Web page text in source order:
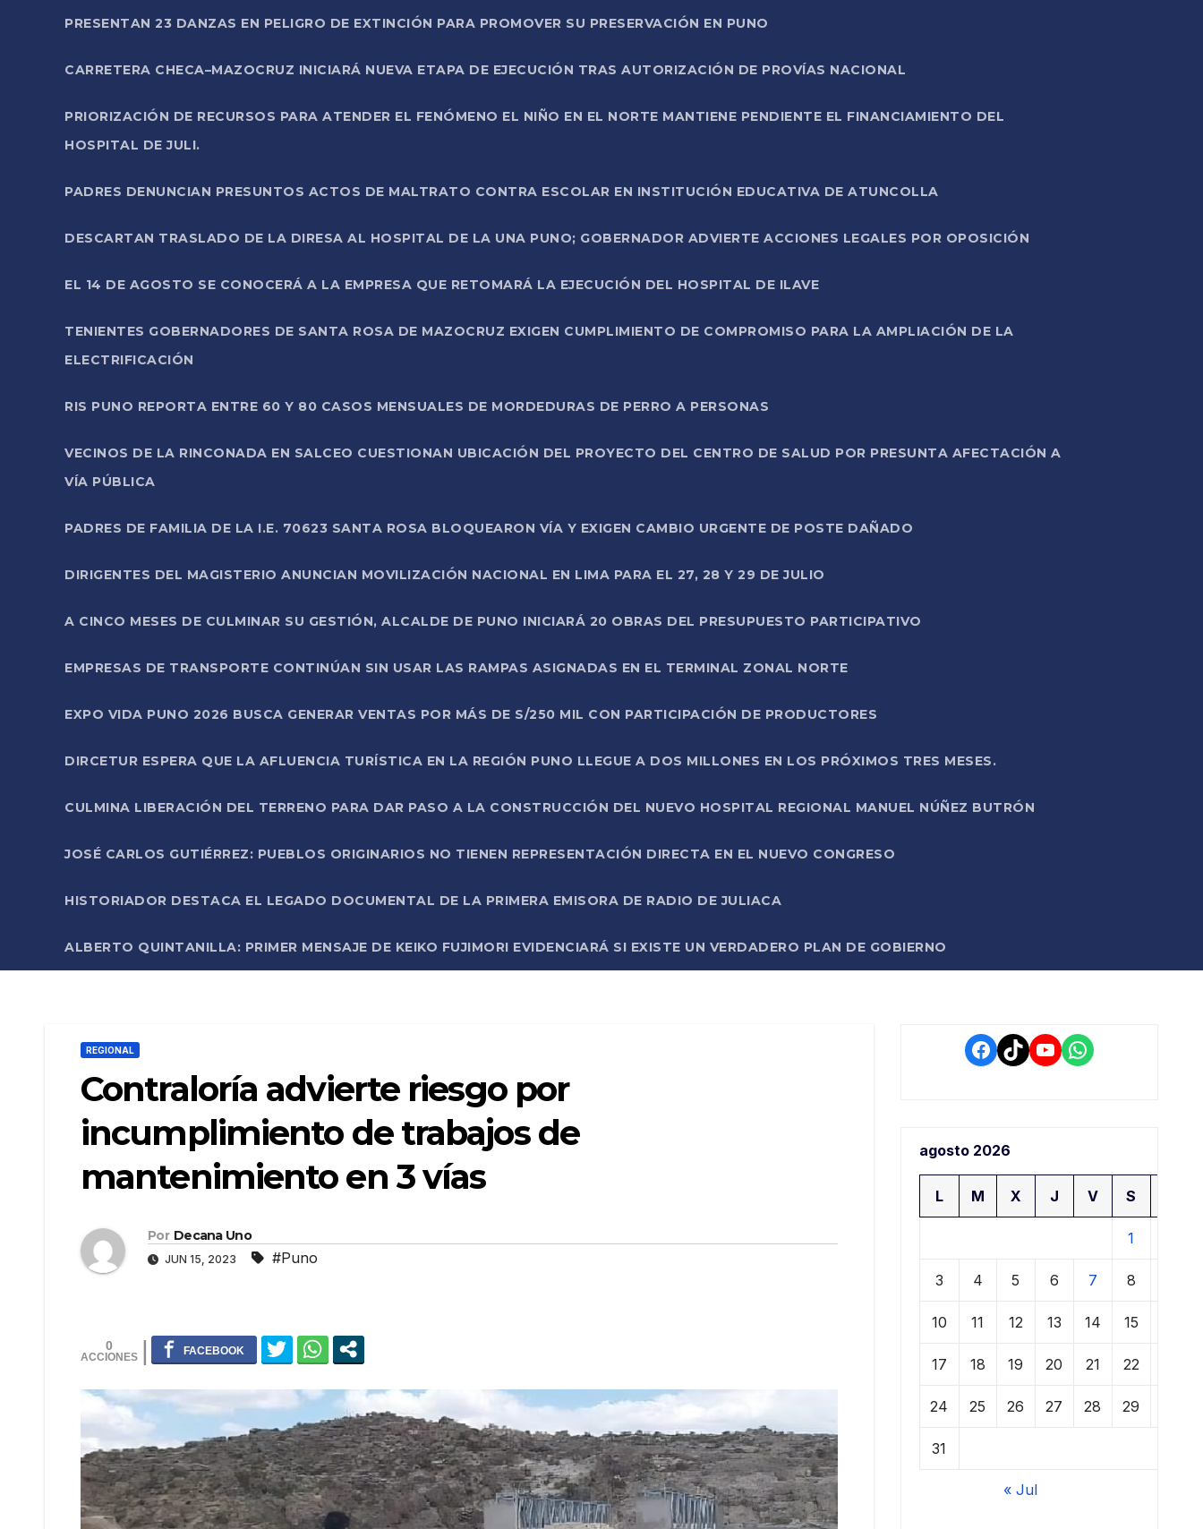
PRESENTAN 23 DANZAS EN PELIGRO DE EXTINCIÓN PARA PROMOVER SU PRESERVACIÓN EN PUNO
CARRETERA CHECA–MAZOCRUZ INICIARÁ NUEVA ETAPA DE EJECUCIÓN TRAS AUTORIZACIÓN DE PROVÍAS NACIONAL
PRIORIZACIÓN DE RECURSOS PARA ATENDER EL FENÓMENO EL NIÑO EN EL NORTE MANTIENE PENDIENTE EL FINANCIAMIENTO DEL
HOSPITAL DE JULI.
PADRES DENUNCIAN PRESUNTOS ACTOS DE MALTRATO CONTRA ESCOLAR EN INSTITUCIÓN EDUCATIVA DE ATUNCOLLA
DESCARTAN TRASLADO DE LA DIRESA AL HOSPITAL DE LA UNA PUNO; GOBERNADOR ADVIERTE ACCIONES LEGALES POR OPOSICIÓN
EL 14 DE AGOSTO SE CONOCERÁ A LA EMPRESA QUE RETOMARÁ LA EJECUCIÓN DEL HOSPITAL DE ILAVE
TENIENTES GOBERNADORES DE SANTA ROSA DE MAZOCRUZ EXIGEN CUMPLIMIENTO DE COMPROMISO PARA LA AMPLIACIÓN DE LA
ELECTRIFICACIÓN
RIS PUNO REPORTA ENTRE 60 Y 80 CASOS MENSUALES DE MORDEDURAS DE PERRO A PERSONAS
VECINOS DE LA RINCONADA EN SALCEO CUESTIONAN UBICACIÓN DEL PROYECTO DEL CENTRO DE SALUD POR PRESUNTA AFECTACIÓN A
VÍA PÚBLICA
PADRES DE FAMILIA DE LA I.E. 70623 SANTA ROSA BLOQUEARON VÍA Y EXIGEN CAMBIO URGENTE DE POSTE DAÑADO
DIRIGENTES DEL MAGISTERIO ANUNCIAN MOVILIZACIÓN NACIONAL EN LIMA PARA EL 27, 28 Y 29 DE JULIO
A CINCO MESES DE CULMINAR SU GESTIÓN, ALCALDE DE PUNO INICIARÁ 20 OBRAS DEL PRESUPUESTO PARTICIPATIVO
EMPRESAS DE TRANSPORTE CONTINÚAN SIN USAR LAS RAMPAS ASIGNADAS EN EL TERMINAL ZONAL NORTE
EXPO VIDA PUNO 2026 BUSCA GENERAR VENTAS POR MÁS DE S/250 MIL CON PARTICIPACIÓN DE PRODUCTORES
DIRCETUR ESPERA QUE LA AFLUENCIA TURÍSTICA EN LA REGIÓN PUNO LLEGUE A DOS MILLONES EN LOS PRÓXIMOS TRES MESES.
CULMINA LIBERACIÓN DEL TERRENO PARA DAR PASO A LA CONSTRUCCIÓN DEL NUEVO HOSPITAL REGIONAL MANUEL NÚÑEZ BUTRÓN
JOSÉ CARLOS GUTIÉRREZ: PUEBLOS ORIGINARIOS NO TIENEN REPRESENTACIÓN DIRECTA EN EL NUEVO CONGRESO
HISTORIADOR DESTACA EL LEGADO DOCUMENTAL DE LA PRIMERA EMISORA DE RADIO DE JULIACA
ALBERTO QUINTANILLA: PRIMER MENSAJE DE KEIKO FUJIMORI EVIDENCIARÁ SI EXISTE UN VERDADERO PLAN DE GOBIERNO
REGIONAL
Contraloría advierte riesgo por
incumplimiento de trabajos de
mantenimiento en 3 vías
Por Decana Uno
JUN 15, 2023 #Puno
0
Facebook
TikTokYouTube
WhatsApp
agosto 2026
L M X J V S
1
3 4 5 6 7 8
10 11 12 13 14 15
17 18 19 20 21 22
24 25 26 27 28 29
31
« Jul